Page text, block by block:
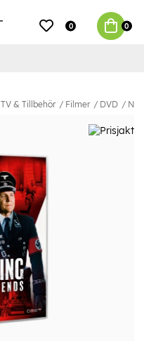
0 0
TV & Tillbehör Filmer DVD